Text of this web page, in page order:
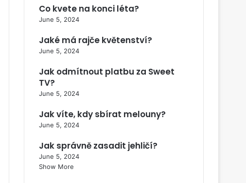
Co kvete na konci léta?
June 5, 2024
Jaké má rajče květenství?
June 5, 2024
Jak odmítnout platbu za Sweet
TV?
June 5, 2024
Jak víte, kdy sbírat melouny?
June 5, 2024
Jak správně zasadit jehličí?
June 5, 2024
Show More